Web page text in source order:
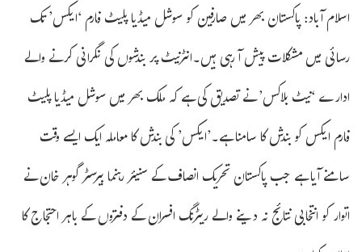
اسلام آباد: پاکستان بھر میں صارفین کو سوشل میڈیا پلیٹ فارم ‘ایکس’ تک
رسائی میں مشکلات پیش آ رہی ہیں۔انٹرنیٹ پر بندشوں کی نگرانی کرنے والے
ادارے ‘نیٹ بلاکس’ نے تصدیق کی ہے کہ ملک بھر میں سوشل میڈیا پلیٹ
فارم ایکس کو بندش کا سامنا ہے۔’ایکس’ کی بندش کا معاملہ ایک ایسے وقت
سامنے آیا ہے جب پاکستان تحریک انصاف کے سنیئر رہنما بیرسٹر گوہر خان نے
اتوار کو انتخابی نتائج نہ دینے والے ریٹرنگ افسران کے دفتروں کے باہر احتجاج کا